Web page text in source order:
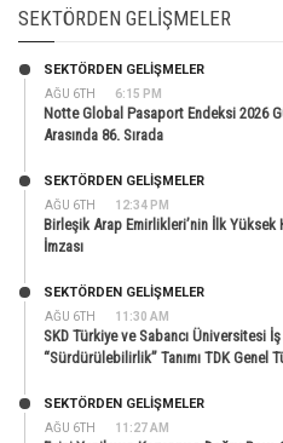
SEKTÖRDEN GELIŞMELER
AĞU 6TH 6:15 PM
SEKTÖRDEN GELIŞMELER
Notte Global Pasaport Endeksi 2026
Arasında 86. Sırada
AĞU 6TH 12:34 PM
SEKTÖRDEN GELIŞMELER
Birleşik Arap Emirlikleri’nin İlk Yüksek
İmzası
AĞU 6TH 11:30 AM
SEKTÖRDEN GELIŞMELER
SKD Türkiye ve Sabancı Üniversitesi
“Sürdürülebilirlik” Tanımı TDK Genel
AĞU 6TH 11:27 AM
SEKTÖRDEN GELIŞMELER